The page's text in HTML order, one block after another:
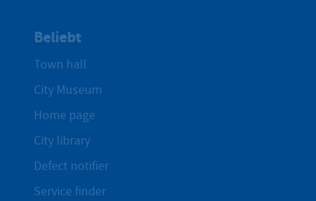
Beliebt
Town hall
City Museum
Home page
City library
Defect notifier
Service finder